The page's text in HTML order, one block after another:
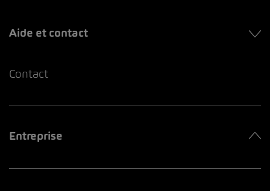
Aide et contact
Contact
Entreprise